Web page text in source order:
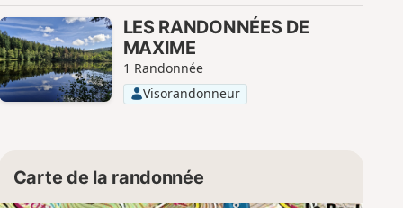
r
LES RANDONNÉES DE
MAXIME
1 Randonnée
Visorandonneur
Carte de la randonnée